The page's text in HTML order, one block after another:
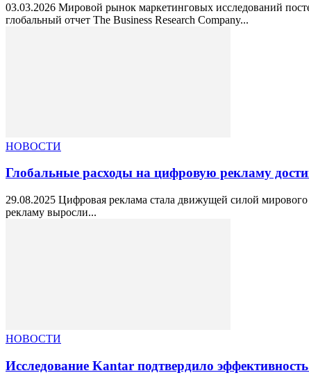
03.03.2026 Мировой рынок маркетинговых исследований
глобальный отчет The Business Research Company...
НОВОСТИ
Глобальные расходы на цифровую рекламу
29.08.2025 Цифровая реклама стала движущей силой
рекламу выросли...
НОВОСТИ
Исследование Kantar подтвердило